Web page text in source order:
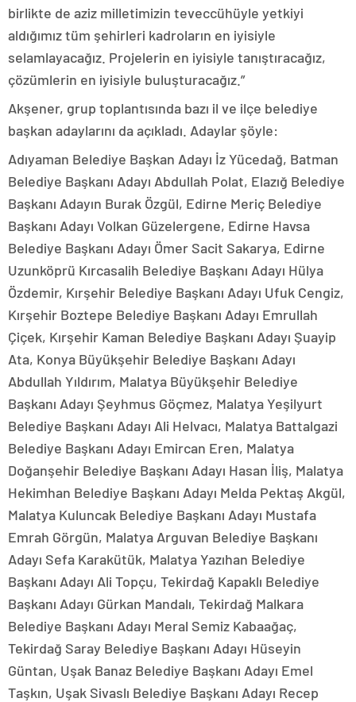
birlikte de aziz milletimizin teveccühüyle yetkiyi
aldığımız tüm şehirleri kadroların en iyisiyle
selamlayacağız. Projelerin en iyisiyle tanıştıracağız,
çözümlerin en iyisiyle buluşturacağız.”
Akşener, grup toplantısında bazı il ve ilçe belediye
başkan adaylarını da açıkladı. Adaylar şöyle:
Adıyaman Belediye Başkan Adayı İz Yücedağ, Batman
Belediye Başkanı Adayı Abdullah Polat, Elazığ Belediye
Başkanı Adayın Burak Özgül, Edirne Meriç Belediye
Başkanı Adayı Volkan Güzelergene, Edirne Havsa
Belediye Başkanı Adayı Ömer Sacit Sakarya, Edirne
Uzunköprü Kırcasalih Belediye Başkanı Adayı Hülya
Özdemir, Kırşehir Belediye Başkanı Adayı Ufuk Cengiz,
Kırşehir Boztepe Belediye Başkanı Adayı Emrullah
Çiçek, Kırşehir Kaman Belediye Başkanı Adayı Şuayip
Ata, Konya Büyükşehir Belediye Başkanı Adayı
Abdullah Yıldırım, Malatya Büyükşehir Belediye
Başkanı Adayı Şeyhmus Göçmez, Malatya Yeşilyurt
Belediye Başkanı Adayı Ali Helvacı, Malatya Battalgazi
Belediye Başkanı Adayı Emircan Eren, Malatya
Doğanşehir Belediye Başkanı Adayı Hasan İliş, Malatya
Hekimhan Belediye Başkanı Adayı Melda Pektaş Akgül,
Malatya Kuluncak Belediye Başkanı Adayı Mustafa
Emrah Görgün, Malatya Arguvan Belediye Başkanı
Adayı Sefa Karakütük, Malatya Yazıhan Belediye
Başkanı Adayı Ali Topçu, Tekirdağ Kapaklı Belediye
Başkanı Adayı Gürkan Mandalı, Tekirdağ Malkara
Belediye Başkanı Adayı Meral Semiz Kabaağaç,
Tekirdağ Saray Belediye Başkanı Adayı Hüseyin
Güntan, Uşak Banaz Belediye Başkanı Adayı Emel
Taşkın, Uşak Sivaslı Belediye Başkanı Adayı Recep